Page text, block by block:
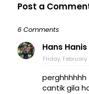
Post a
6 Comments
Hans Hanis
Friday, February
perghhhhhh
cantik gila